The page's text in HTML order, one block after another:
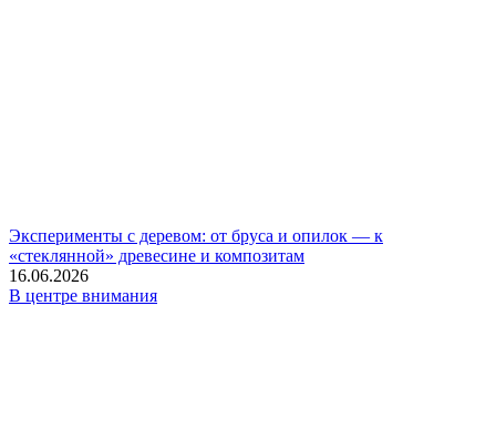
Эксперименты с деревом: от бруса и опилок — к
«стеклянной» древесине и композитам
16.06.2026
В центре внимания